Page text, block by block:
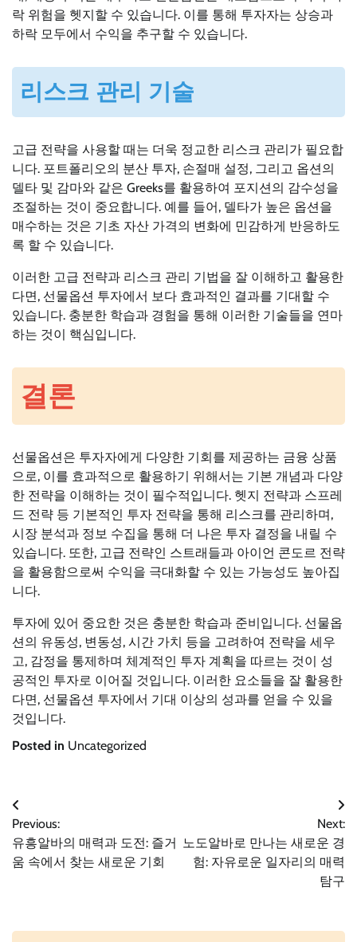
락 위험을 헷지할 수 있습니다. 이를 통해 투자자는 상승과
하락 모두에서 수익을 추구할 수 있습니다.
리스크 관리 기술
고급 전략을 사용할 때는 더욱 정교한 리스크 관리가 필요합
니다. 포트폴리오의 분산 투자, 손절매 설정, 그리고 옵션의
델타 및 감마와 같은 Greeks를 활용하여 포지션의 감수성을
조절하는 것이 중요합니다. 예를 들어, 델타가 높은 옵션을
매수하는 것은 기초 자산 가격의 변화에 민감하게 반응하도
록 할 수 있습니다.
이러한 고급 전략과 리스크 관리 기법을 잘 이해하고 활용한
다면, 선물옵션 투자에서 보다 효과적인 결과를 기대할 수
있습니다. 충분한 학습과 경험을 통해 이러한 기술들을 연마
하는 것이 핵심입니다.
결론
선물옵션은 투자자에게 다양한 기회를 제공하는 금융 상품
으로, 이를 효과적으로 활용하기 위해서는 기본 개념과 다양
한 전략을 이해하는 것이 필수적입니다. 헷지 전략과 스프레
드 전략 등 기본적인 투자 전략을 통해 리스크를 관리하며,
시장 분석과 정보 수집을 통해 더 나은 투자 결정을 내릴 수
있습니다. 또한, 고급 전략인 스트래들과 아이언 콘도르 전략
을 활용함으로써 수익을 극대화할 수 있는 가능성도 높아집
니다.
투자에 있어 중요한 것은 충분한 학습과 준비입니다. 선물옵
션의 유동성, 변동성, 시간 가치 등을 고려하여 전략을 세우
고, 감정을 통제하며 체계적인 투자 계획을 따르는 것이 성
공적인 투자로 이어질 것입니다. 이러한 요소들을 잘 활용한
다면, 선물옵션 투자에서 기대 이상의 성과를 얻을 수 있을
것입니다.
Posted in Uncategorized
글
탐
Previous:
유흥알바의 매력과 도전: 즐거
움 속에서 찾는 새로운 기회
Next:
노도알바로 만나는 새로운 경
험: 자유로운 일자리의 매력
탐구